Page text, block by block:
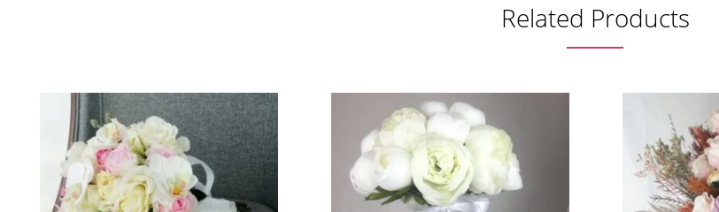
Related Products